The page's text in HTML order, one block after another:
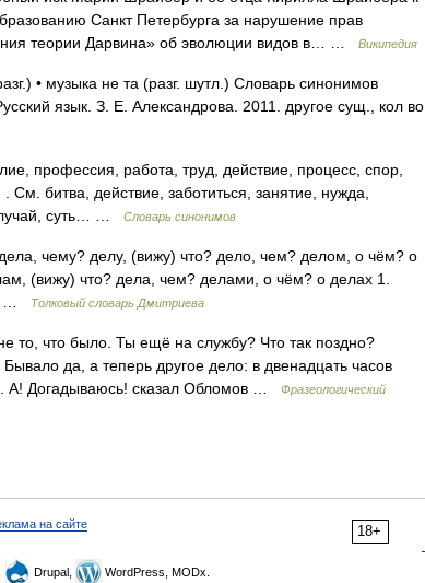
Санкт Петербурга за нарушение прав
теории Дарвина» об эволюции видов в… …
Википедия
• музыка не та (разг. шутл.) Словарь синонимов
язык. З. Е. Александрова. 2011. другое сущ., кол во
профессия, работа, труд, действие, процесс, спор,
битва, действие, заботиться, занятие, нужда,
суть… …
Словарь синонимов
чему? делу, (вижу) что? дело, чем? делом, о чём? о
(вижу) что? дела, чем? делами, о чём? о делах 1.
…
Толковый словарь Дмитриева
то, что было. Ты ещё на службу? Что так поздно?
да, а теперь другое дело: в двенадцать часов
А! Догадываюсь! сказал Обломов …
Фразеологический
18+
на сайте
Drupal, WordPress, MODx.